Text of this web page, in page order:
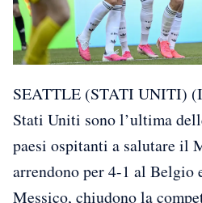
SEATTLE (STATI UNITI)
Stati Uniti sono l’ultima
paesi ospitanti a salutare il
arrendono per 4-1 al Belgio
Messico, chiudono la